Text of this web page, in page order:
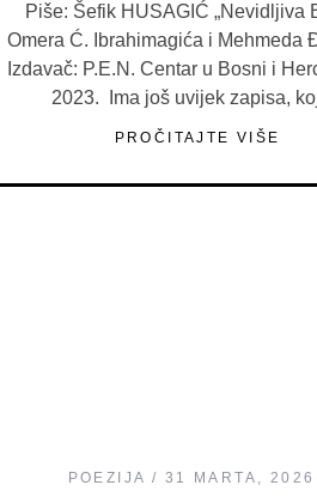
Piše: Šefik HUSAGIĆ „Nevidljiva
Omera Ć. Ibrahimagića i Mehmeda
Izdavač: P.E.N. Centar u Bosni i
2023. Ima još uvijek zapisa,
PROČITAJTE VIŠE
POEZIJA 31 MARTA, 2026